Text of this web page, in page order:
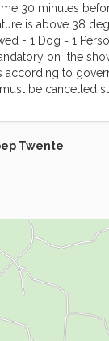
30 minutes
is above 38
- 1 Dog = 1
on the
according to
be cancelled
Twente